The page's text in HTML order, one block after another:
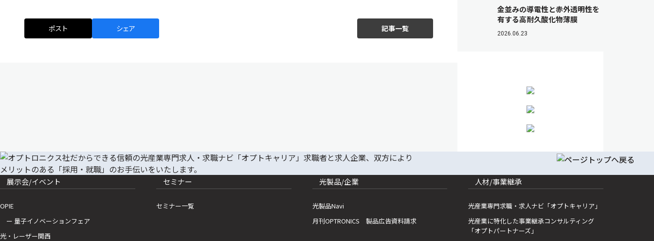
ポスト シェア 記事一覧
金並みの導電性と赤外透明性を
有する高耐久酸化物薄膜
2026.06.23
展示会/イベント
OPIE
ー 量子イノベーションフェア
光・レーザー関西
セミナー
セミナー一覧
光製品/企業
光製品Navi
月刊OPTRONICS 製品広告資料請求
人材/事業継承
光産業専門求職・求人ナビ「オプトキャリア」
光産業に特化した事業継承コンサルティング
「オプトパートナーズ」